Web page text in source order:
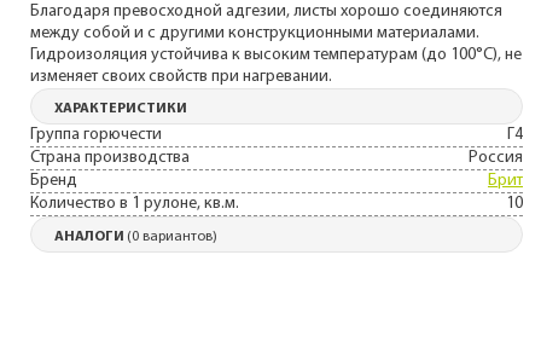
Благодаря превосходной адгезии, листы хорошо соединяются
между собой и с другими конструкционными материалами.
Гидроизоляция устойчива к высоким температурам (до 100°C), не
изменяет своих свойств при нагревании.
ХАРАКТЕРИСТИКИ
Группа горючести
Г4
Страна производства
Россия
Бренд
Брит
Количество в 1 рулоне, кв.м.
10
АНАЛОГИ (0 вариантов)